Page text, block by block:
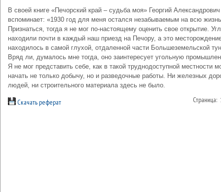
В своей книге «Печорский край – судьба моя» Георгий Александрович
вспоминает: «1930 год для меня остался незабываемым на всю
Признаться, тогда я не мог по-настоящему оценить свое открытие.
находили почти в каждый наш приезд на Печору, а это
находилось в самой глухой, отдаленной части Большеземельской
Вряд ли, думалось мне тогда, оно заинтересует угольную
Я не мог представить себе, как в такой труднодоступной местности
начать не только добычу, но и разведочные работы. Ни железных
людей, ни строительного материала здесь не было.
Скачать реферат